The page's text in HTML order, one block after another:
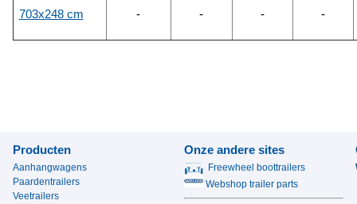
703x248 cm - - - -
Producten
Aanhangwagens
Paardentrailers
Veetrailers
Onze andere sites
Freewheel boottrailers
Webshop trailer parts